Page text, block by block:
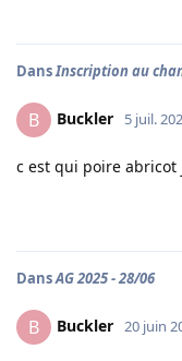
DansInscription au
B Buckler 5 juil.
c est qui poire abricot
DansAG 2025 - 28/06
B Buckler 20 juin